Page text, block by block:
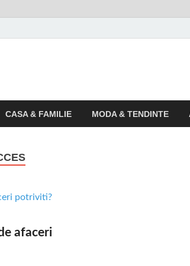
CASA & FAMILIE MODA & TENDINTE
afaceri